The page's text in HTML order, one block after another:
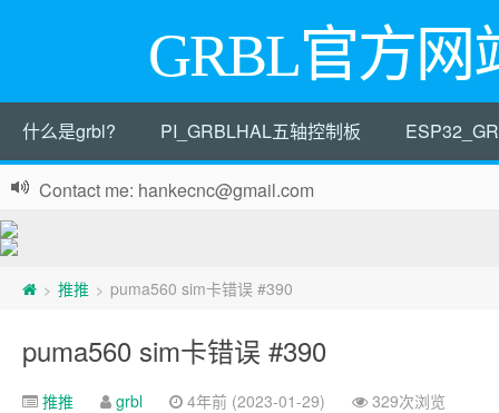
GRBL官方网
什么是grbl? PI_GRBLHAL五轴控制板
Contact me: hankecnc@gmail.com
> 推推 > puma560 sim卡错误 #390
puma560 sim卡错误 #390
推推 grbl 4年前 (2023-01-29) 329次浏览